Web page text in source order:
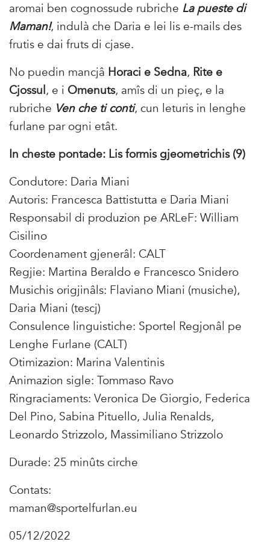
aromai ben cognossude rubriche La pueste di
Maman!, indulà che Daria e lei lis e-mails des
frutis e dai fruts di cjase.
No puedin mancjâ Horaci e Sedna, Rite e
Cjossul, e i Omenuts, amîs di un pieç, e la
rubriche Ven che ti conti, cun leturis in lenghe
furlane par ogni etât.
In cheste pontade: Lis formis gjeometrichis (9)
Condutore: Daria Miani
Autoris: Francesca Battistutta e Daria Miani
Responsabil di produzion pe ARLeF: William
Cisilino
Coordenament gjenerâl: CALT
Regjie: Martina Beraldo e Francesco Snidero
Musichis origjinâls: Flaviano Miani (musiche),
Daria Miani (tescj)
Consulence linguistiche: Sportel Regjonâl pe
Lenghe Furlane (CALT)
Otimizazion: Marina Valentinis
Animazion sigle: Tommaso Ravo
Ringraciaments: Veronica De Giorgio, Federica
Del Pino, Sabina Pituello, Julia Renalds,
Leonardo Strizzolo, Massimiliano Strizzolo
Durade: 25 minûts cirche
Contats:
maman@sportelfurlan.eu
05/12/2022